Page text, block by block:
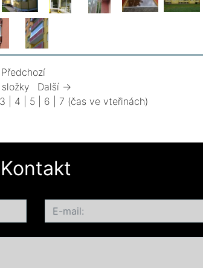
Další →
3 4 5 6 7 (čas ve vteřinách)
Kontakt